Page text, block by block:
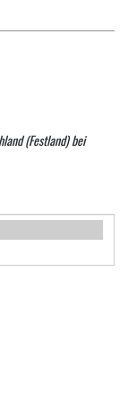
(Festland) bei